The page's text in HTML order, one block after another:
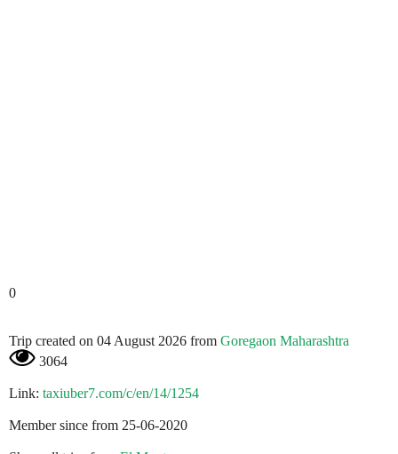
0
Trip created on 04 August 2026 from Goregaon Maharashtra
3064
Link: taxiuber7.com/c/en/14/1254
Member since from 25-06-2020